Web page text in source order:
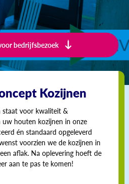
bedrijfsbezoek
Kozijnen
staat voor kwaliteit &
houten kozijnen in onze
én standaard opgeleverd
voorzien we de kozijnen in
aflak. Na oplevering hoeft de
aan te pas te komen!